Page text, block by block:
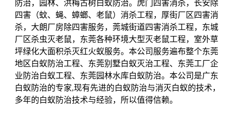
防治，园林、洪梅古树白蚁防治。虎门四害消杀，长安除
四害（蚊、蝇、蟑螂、老鼠）消杀工程，厚街厂区四害消
杀，大朗厂房除四害服务，莞城街道四害消杀工程，东城
厂区杀虫灭老鼠，东莞各种环境大型灭老鼠工程，室外草
坪绿化大面积杀灭红火蚁服务。本公司服务遍布整个东莞
地区白蚁防治工程、东莞别墅白蚁灭治工程、东莞工厂企
业防治白蚁工程、东莞园林水库白蚁防治。本公司是广东
白蚁防治的专家,现有先进的白蚁防治与消灭白蚁的技术，
多年的白蚁防治技术与经验，所以值得信赖。